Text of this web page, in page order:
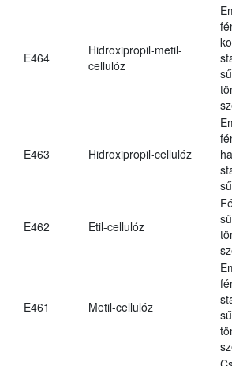
E464
Hidroxipropil-metil-
cellulóz
E463 Hidroxipropil-cellulóz
E462 Etil-cellulóz
E461 Metil-cellulóz